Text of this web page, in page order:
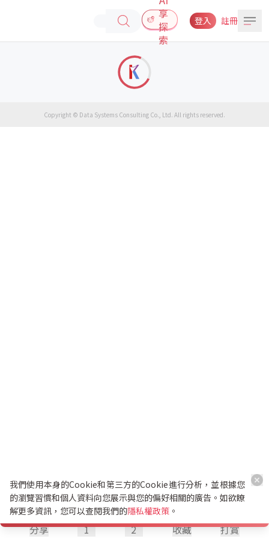
享
探
索
登入 註冊
分享 1 2 收藏 打賞
Copyright © Data Systems Consulting Co., Ltd. All rights reserved.
我們使用本身的Cookie和第三方的Cookie進行分析，並根據您
的瀏覽習慣和個人資料向您展示與您的偏好相關的廣告。如欲瞭
解更多資訊，您可以查閱我們的隱私權政策 。